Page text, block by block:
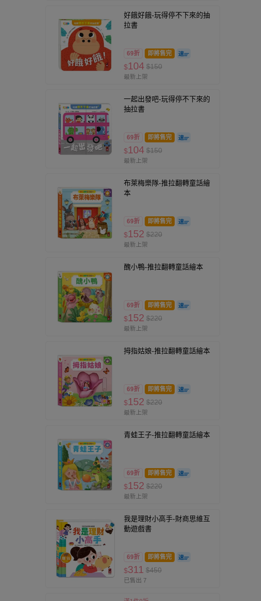
好餓好餓-玩得停不下來的抽
拉書
69折 即將售完
$104 $150
最新上架
一起出發吧-玩得停不下來的
抽拉書
69折 即將售完
$104 $150
最新上架
布萊梅樂隊-推拉翻轉童話繪
本
69折 即將售完
$152 $220
最新上架
醜小鴨-推拉翻轉童話繪本
69折 即將售完
$152 $220
最新上架
拇指姑娘-推拉翻轉童話繪本
69折 即將售完
$152 $220
最新上架
青蛙王子-推拉翻轉童話繪本
69折 即將售完
$152 $220
最新上架
我是理財小高手-財商思維互
動遊戲書
69折 即將售完
$311 $450
已售出 7